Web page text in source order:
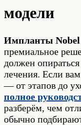
модели
Импланты Nobel
премиальное
должен
лечения. Если
— от этапов до
полное
разберём, чем
обычно